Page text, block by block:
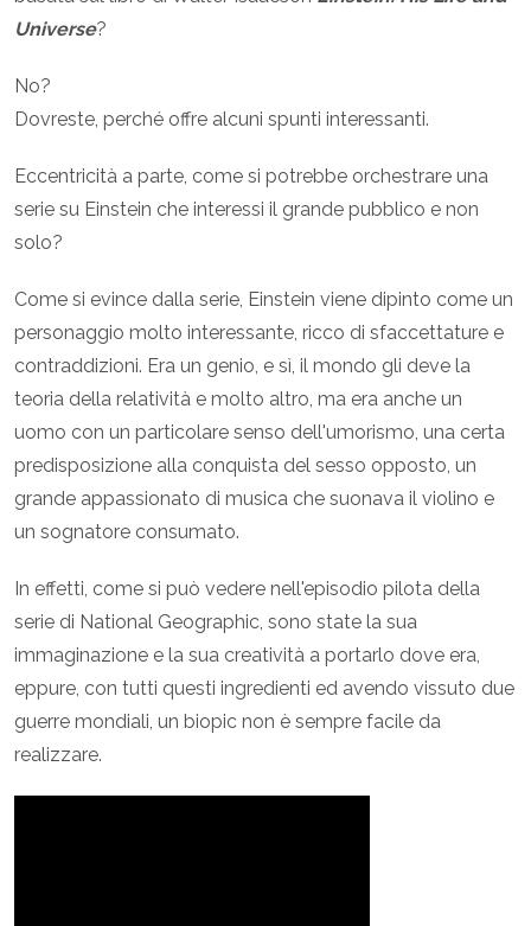
Universe?
No?
Dovreste, perché offre alcuni spunti interessanti.
Eccentricità a parte, come si potrebbe orchestrare una
serie su Einstein che interessi il grande pubblico e non
solo?
Come si evince dalla serie, Einstein viene dipinto come un
personaggio molto interessante, ricco di sfaccettature e
contraddizioni. Era un genio, e sì, il mondo gli deve la
teoria della relatività e molto altro, ma era anche un
uomo con un particolare senso dell'umorismo, una certa
predisposizione alla conquista del sesso opposto, un
grande appassionato di musica che suonava il violino e
un sognatore consumato.
In effetti, come si può vedere nell'episodio pilota della
serie di National Geographic, sono state la sua
immaginazione e la sua creatività a portarlo dove era,
eppure, con tutti questi ingredienti ed avendo vissuto due
guerre mondiali, un biopic non è sempre facile da
realizzare.